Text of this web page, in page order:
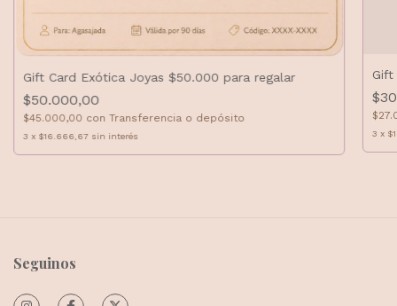
Gift Card Exótica Joyas $50.000 para regalar
$50.000,00
$45.000,00 con Transferencia o depósito
3 x $16.666,67 sin interés
Gift
3 x
Seguinos